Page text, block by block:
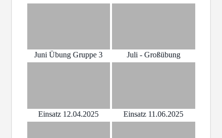
Juni Übung Gruppe 3 Juli - Großübung
Einsatz 12.04.2025 Einsatz 11.06.2025